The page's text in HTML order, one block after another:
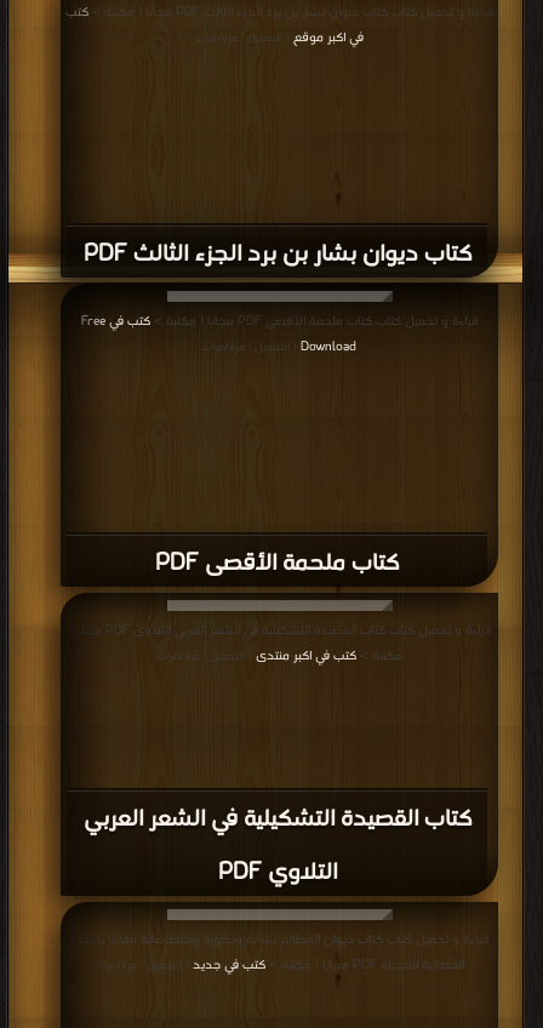
كتاب ديوان بشار بن برد الجزء الثالث PDF
قراءة و تحميل كتاب كتاب ديوان بشار بن برد الجزء الثالث PDF مجانا | مكتبة >
كتب
في اكبر موقع
| التحميل : مرة/مرات
كتاب ملحمة الأقصى PDF
قراءة و تحميل كتاب كتاب ملحمة الأقصى PDF مجانا | مكتبة >
كتب في Free
Download | التحميل : مرة/مرات
كتاب القصيدة التشكيلية في الشعر العربي
التلاوي PDF
قراءة و تحميل كتاب كتاب القصيدة التشكيلية في الشعر العربي التلاوي PDF مجانا |
مكتبة >كتب في اكبر منتدى | التحميل : مرة/مرات
قراءة و تحميل كتاب كتاب ديوان المظالم نشأته وتطوره وإختصاصاته مقارنا بالنظم
القضائية الحديثة PDF مجانا | مكتبة >
كتب في جديد | التحميل : مرة/مرات